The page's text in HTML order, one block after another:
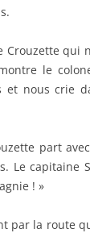
par la route
Je bouscule
de la 7
equi
Sortez,
fait place,
Mon
mais
devant moi
du